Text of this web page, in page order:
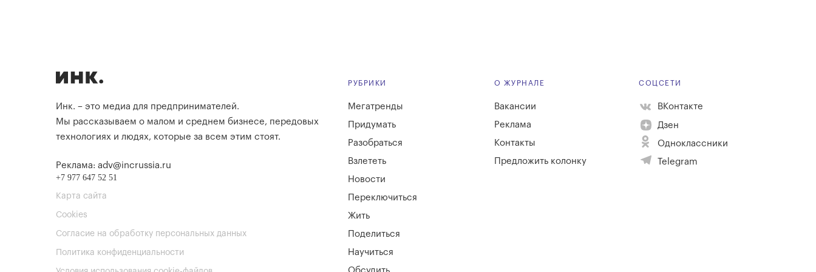
Инк. – это медиа для предпринимателей.
Мы рассказываем о малом и среднем бизнесе, передовых
технологиях и людях, которые за всем этим стоят.
Реклама: adv@incrussia.ru
+7 977 647 52 51
Карта сайта
Cookies
Согласие на обработку персональных данных
Политика конфиденциальности
РУБРИКИ
Мегатренды
Придумать
Разобраться
Взлететь
Новости
Переключиться
Жить
Поделиться
Научиться
О ЖУРНАЛЕ
Вакансии
Реклама
Контакты
Предложить колонку
СОЦСЕТИ
ВКонтакте
Дзен
Одноклассники
Telegram